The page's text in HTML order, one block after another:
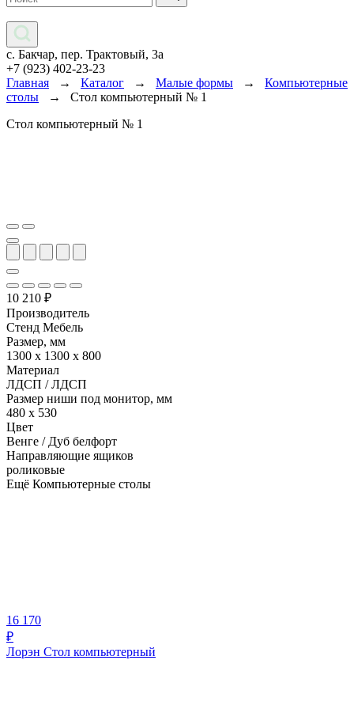
с. Бакчар, пер. Трактовый, 3а
+7 (923) 402-23-23
Главная → Каталог → Малые формы → Компьютерные
столы → Стол компьютерный № 1
Стол компьютерный № 1
10 210 ₽
Производитель
Стенд Мебель
Размер, мм
1300 x 1300 x 800
Материал
ЛДСП / ЛДСП
Размер ниши под монитор, мм
480 х 530
Цвет
Венге / Дуб белфорт
Направляющие ящиков
роликовые
Ещё Компьютерные столы
16 170
₽
Лорэн Стол компьютерный